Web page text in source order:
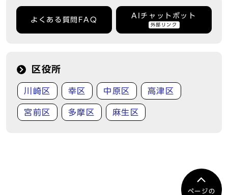
よくある質問FAQ
AIチャットボット
外部リンク
区役所
川崎区 幸区 中原区 高津区
宮前区 多摩区 麻生区
ページの